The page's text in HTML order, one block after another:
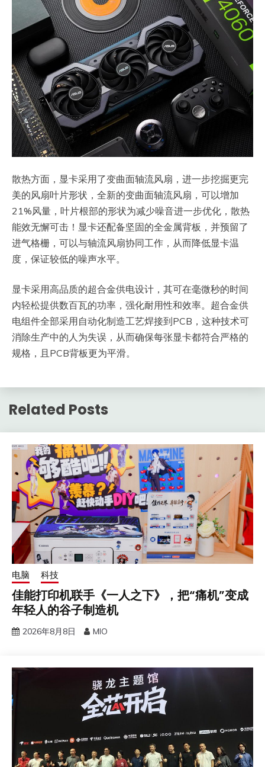
散热方面，显卡采用了变曲面轴流风扇，进一步挖掘更完
美的风扇叶片形状，全新的变曲面轴流风扇，可以增加
21%风量，叶片根部的形状为减少噪音进一步优化，散热
能效无懈可击！显卡还配备坚固的全金属背板，并预留了
进气格栅，可以与轴流风扇协同工作，从而降低显卡温
度，保证较低的噪声水平。
显卡采用高品质的超合金供电设计，其可在毫微秒的时间
内轻松提供数百瓦的功率，强化耐用性和效率。超合金供
电组件全部采用自动化制造工艺焊接到PCB，这种技术可
消除生产中的人为失误，从而确保每张显卡都符合严格的
规格，且PCB背板更为平滑。
Related Posts
电脑 科技
佳能打印机联手《一人之下》，把“痛机”变成
年轻人的谷子制造机
2026年8月8日 MIO